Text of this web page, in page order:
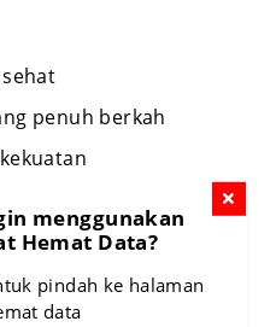
menggunakan
Hemat Data?
pindah ke halaman
data
penuh berkah
untuk disantap oleh
yang lebih tua
umur.